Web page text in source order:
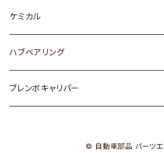
スバル
スバル
スズキ
日産
ダイハツ
ディーデル洗浄添加剤
ケミカル
ハブベアリング
トヨタ
ブレンボキャリパー
© 自動車部品 パーツエ